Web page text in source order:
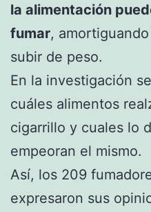
la alimentación
fumar,
subir de peso.
En la investigación
cuáles alimentos
cigarrillo y cuales lo
empeoran el mismo.
Así, los 209
expresaron sus